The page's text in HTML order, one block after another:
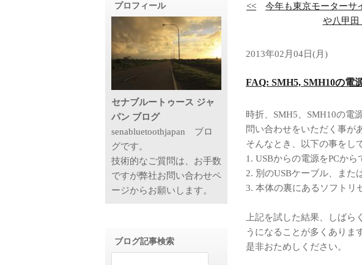
<< 今年も東京モーターサ
や八甲
2013年02月04日(月)
FAQ: SMH5, SMH10の電
時折、SMH5、SMH10の電
問い合わせをいただく事が
そんなとき、以下の事をし
1. USBからの電源をPCから
2. 別のUSBケーブル、また
3. 本体の裏にあるソフトリ
上記を試した結果、しば
うになることが多くありま
是非おためしください。
プロフィール
セナブルートゥース ジャ
パン ブログ
senabluetoothjapan ブロ
グです。
技術的なご質問は、お手数
ですが弊社お問い合わせペ
ージからお願いします。
ブログ記事検索